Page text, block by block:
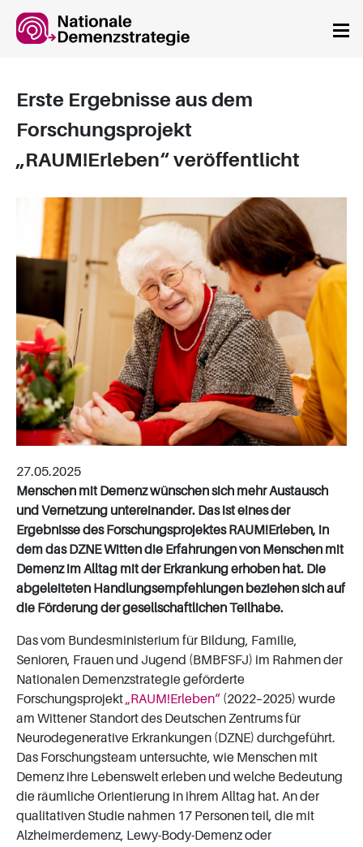
Erste Ergebnisse aus dem
Forschungsprojekt
„RAUM!Erleben“ veröffentlicht
27.05.2025
Menschen mit Demenz wünschen sich mehr Austausch
und Vernetzung untereinander. Das ist eines der
Ergebnisse des Forschungsprojektes RAUM!Erleben, in
dem das DZNE Witten die Erfahrungen von Menschen mit
Demenz im Alltag mit der Erkrankung erhoben hat. Die
abgeleiteten Handlungsempfehlungen beziehen sich auf
die Förderung der gesellschaftlichen Teilhabe.
Das vom Bundesministerium für Bildung, Familie,
Senioren, Frauen und Jugend (BMBFSFJ) im Rahmen der
Nationalen Demenzstrategie geförderte
Forschungsprojekt„RAUM!Erleben“ (2022–2025) wurde
am Wittener Standort des Deutschen Zentrums für
Neurodegenerative Erkrankungen (DZNE) durchgeführt.
Das Forschungsteam untersuchte, wie Menschen mit
Demenz ihre Lebenswelt erleben und welche Bedeutung
die räumliche Orientierung in ihrem Alltag hat. An der
qualitativen Studie nahmen 17 Personen teil, die mit
Alzheimerdemenz, Lewy-Body-Demenz oder